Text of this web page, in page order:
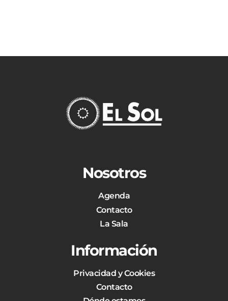
Nosotros
Agenda
Contacto
La Sala
Información
Privacidad y Cookies
Contacto